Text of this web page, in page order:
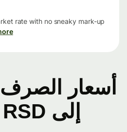
rate with no sneaky mark-up
more
إلى RSD اليوم